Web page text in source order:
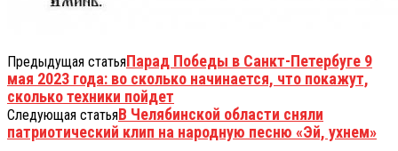
Предыдущая статьяПарад Победы в Санкт-Петербуге 9
мая 2023 года: во сколько начинается, что покажут,
сколько техники пойдет
Следующая статьяВ Челябинской области сняли
патриотический клип на народную песню «Эй, ухнем»